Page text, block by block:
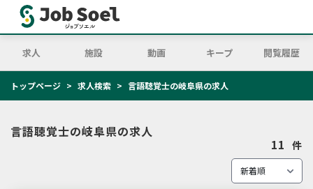
求人 施設 動画 キープ 閲覧履歴
トップページ 求人検索 言語聴覚士の岐阜県の求人
言語聴覚士の岐阜県の求人
11 件